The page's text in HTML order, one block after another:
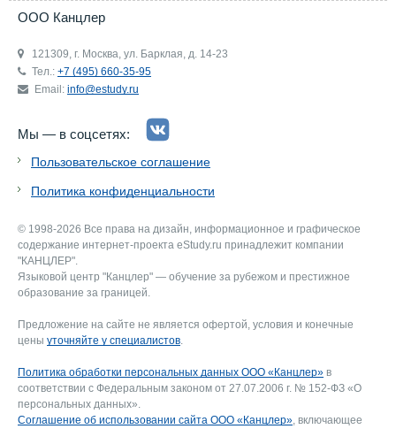
ООО Канцлер
121309, г. Москва, ул. Барклая, д. 14-23
Тел.: +7 (495) 660-35-95
Email: info@estudy.ru
Мы — в соцсетях:
Пользовательское соглашение
Политика конфиденциальности
© 1998-2026 Все права на дизайн, информационное и графическое
содержание интернет-проекта eStudy.ru принадлежит компании
"КАНЦЛЕР".
Языковой центр "Канцлер" — обучение за рубежом и престижное
образование за границей.
Предложение на сайте не является офертой, условия и конечные
цены уточняйте у специалистов
Политика обработки персональных данных ООО «Канцлер» в
соответствии с Федеральным законом от 27.07.2006 г. № 152-ФЗ «О
персональных данных».
Соглашение об использовании сайта ООО «Канцлер» , включающее